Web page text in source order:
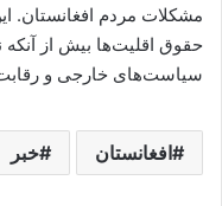
مشکلات مردم افغانستان.
حقوق اقلیت‌ها بیش از آنکه
سیاست‌های خارجی و
افغانستان خبر